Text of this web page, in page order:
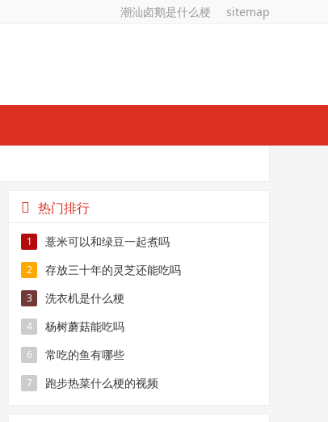
潮汕卤鹅是什么梗 sitemap
热门排行
1 薏米可以和绿豆一起煮吗
2 存放三十年的灵芝还能吃吗
3 洗衣机是什么梗
4 杨树蘑菇能吃吗
6 常吃的鱼有哪些
7 跑步热菜什么梗的视频